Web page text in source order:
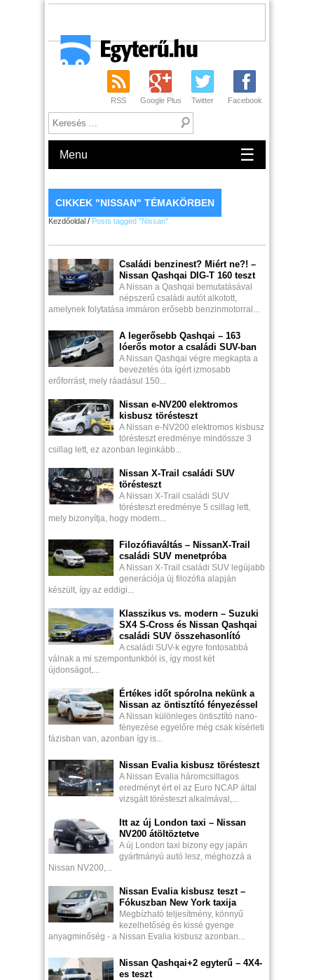
RSS Google Plus Twitter Facebook
Menu ☰
CIKKEK "NISSAN" TÉMAKÖRBEN
Kezdőoldal / Posts tagged "Nissan"
Családi benzinest? Miért ne?! –
Nissan Qashqai DIG-T 160 teszt
A Nissan a Qashqai bemutatásával
népszerű családi autót alkotott,
amelynek folytatása immáron erősebb benzinmotorral...
A legerősebb Qashqai – 163
lóerős motor a családi SUV-ban
A Nissan Qashqai végre megkapta a
bevezetés óta ígért izmosabb
erőforrást, mely ráadásul 150...
Nissan e-NV200 elektromos
kisbusz törésteszt
A Nissan e-NV200 elektromos kisbusz
törésteszt eredménye mindössze 3
csillag lett, ez azonban leginkább...
Nissan X-Trail családi SUV
törésteszt
A Nissan X-Trail családi SUV
törésteszt eredménye 5 csillag lett,
mely bizonyítja, hogy modern...
Filozófiaváltás – NissanX-Trail
családi SUV menetpróba
A Nissan X-Trail családi SUV legújabb
generációja új filozófia alapján
készült, így az eddigi...
Klasszikus vs. modern – Suzuki
SX4 S-Cross és Nissan Qashqai
családi SUV összehasonlító
A családi SUV-k egyre fontosabbá
válnak a mi szempontunkból is, így most két
újdonságot,...
Értékes időt spórolna nekünk a
Nissan az öntisztító fényezéssel
A Nissan különleges öntisztító nano-
fényezése egyelőre még csak kísérleti
fázisban van, azonban így is...
Nissan Evalia kisbusz törésteszt
A Nissan Evalia háromcsillagos
eredményt ért el az Euro NCAP által
vizsgált törésteszt alkalmával,...
Itt az új London taxi – Nissan
NV200 átöltöztetve
A új London taxi bizony egy japán
gyártmányú autó lesz, méghozzá a
Nissan NV200,...
Nissan Evalia kisbusz teszt –
Fókuszban New York taxija
Megbízható teljesítmény, könnyű
kezelhetőség és kissé gyenge
anyagminőség - a Nissan Evalia kisbusz azonban...
Nissan Qashqai+2 egyterű – 4X4-
es teszt